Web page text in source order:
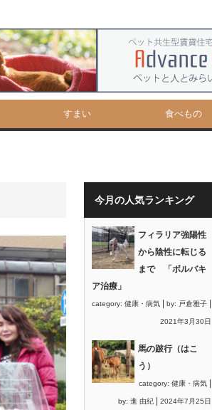
すまい 食べもの
今月の人気ランキング
フィラリア強陽性
から陰性に転じる
まで 「ボルバキ
ア治療」
category: 健康・病気 by: 戸倉雅子
2021年3月30日
馬の跛行（はこ
う）
category: 健康・病気
by: 進 由紀 2024年7月25日